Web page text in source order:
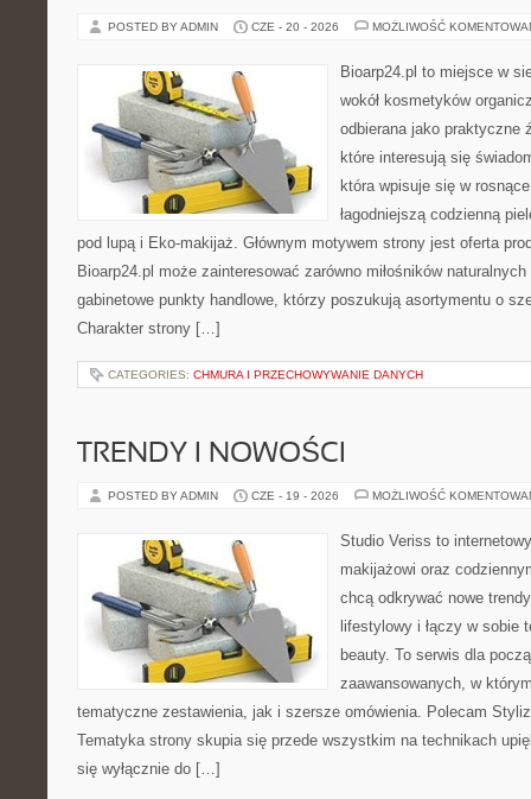
POSTED BY ADMIN CZE - 20 - 2026 MOŻLIWOŚĆ
Bioarp24.pl to miejsce w
wokół kosmetyków
odbierana jako praktyczne
które interesują się
która wpisuje się w
łagodniejszą codzienną
pod lupą i Eko-makijaż. Głównym motywem strony jest oferta
Bioarp24.pl może zainteresować zarówno miłośników
gabinetowe punkty handlowe, którzy poszukują asortymentu o
Charakter strony […]
CATEGORIES: CHMURA I PRZECHOWYWANIE DANYCH
TRENDY I NOWOŚCI
POSTED BY ADMIN CZE - 19 - 2026 MOŻLIWOŚĆ
Studio Veriss to
makijażowi oraz
chcą odkrywać nowe
lifestylowy i łączy w sobie
beauty. To serwis dla
zaawansowanych, w
tematyczne zestawienia, jak i szersze omówienia. Polecam
Tematyka strony skupia się przede wszystkim na technikach
się wyłącznie do […]